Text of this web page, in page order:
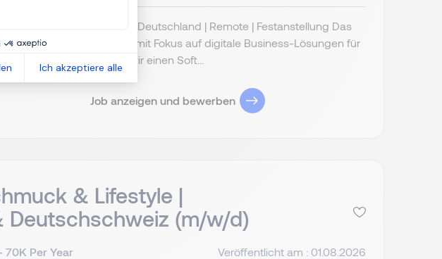
Ich akzeptiere alle
Central (m/w/d) Deutschland | Remote | Festanstellung Das
Softwareunternehmen mit Fokus auf digitale Business-Lösungen für
suchen wir einen Soft...
Job anzeigen und bewerben
& Lifestyle |
(m/w/d)
70K Per Year
Veröffentlicht am : 01.08.2026